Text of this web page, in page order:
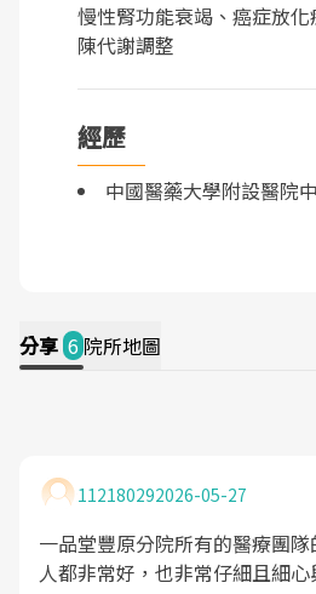
慢性腎功能衰竭、癌症放
陳代謝調整
經歷
中國醫藥大學附設醫院
分享 6 院所地圖
112180292026-05-27
一品堂豐原分院所有的醫療團隊
人都非常好，也非常仔細且細心